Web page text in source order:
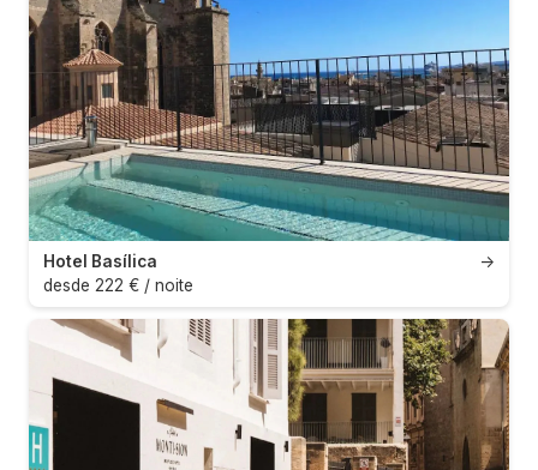
→
Hotel Basílica
desde 222 € / noite